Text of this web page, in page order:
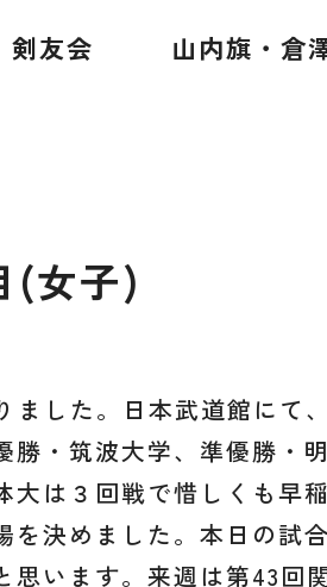
剣友会 山内旗・倉
(女子)
ました。日本武道館にて
・筑波大学、準優勝・
大は３回戦で惜しくも早
を決めました。本日の試
思います。来週は第43回